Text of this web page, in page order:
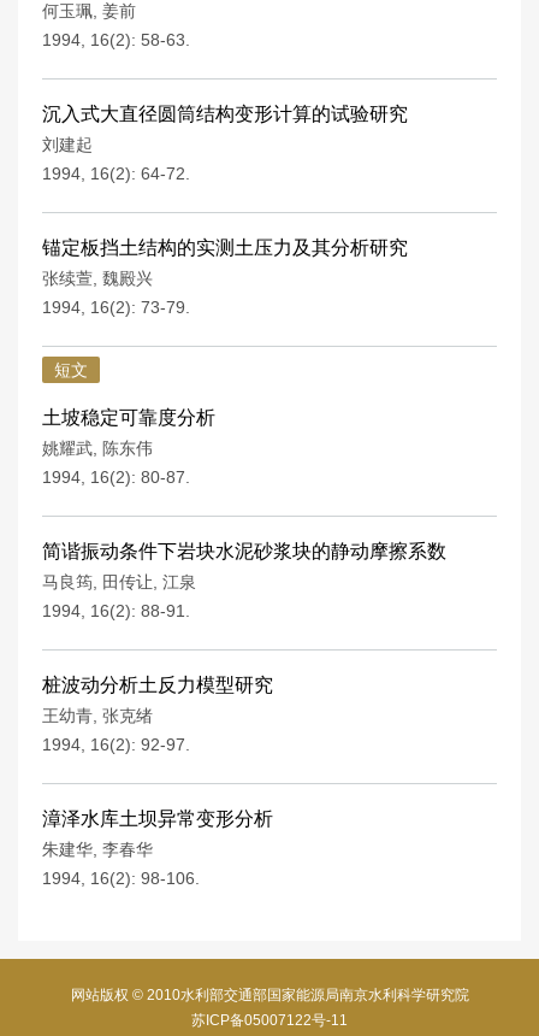
何玉珮 姜前
1994, 16(2): 58-63.
沉入式大直径圆筒结构变形计算的试验研究
刘建起
1994, 16(2): 64-72.
锚定板挡土结构的实测土压力及其分析研究
张续萱 魏殿兴
1994, 16(2): 73-79.
短文
土坡稳定可靠度分析
姚耀武
陈东伟
1994, 16(2): 80-87.
简谐振动条件下岩块水泥砂浆块的静动摩擦系数
马良筠 田传让 江泉
1994, 16(2): 88-91.
桩波动分析土反力模型研究
王幼青 张克绪
1994, 16(2): 92-97.
漳泽水库土坝异常变形分析
朱建华 李春华
1994, 16(2): 98-106.
网站版权 © 2010水利部交通部国家能源局南京水利科学研究院
苏ICP备05007122号-11